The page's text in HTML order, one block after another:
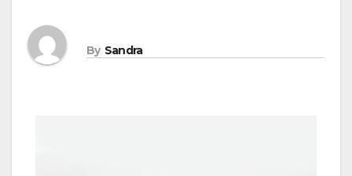
By Sandra